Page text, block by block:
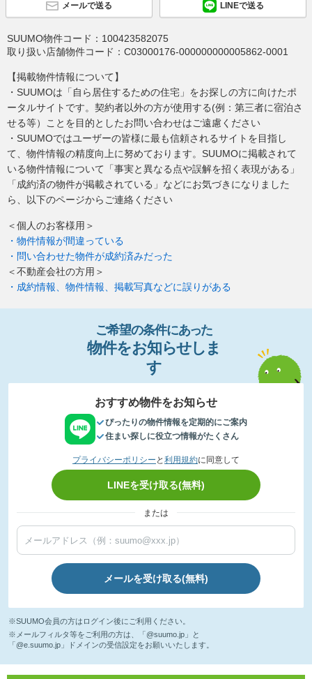
メールで送る LINEで送る
SUUMO物件コード： 100423582075
取り扱い店舗物件コード： C03000176-000000000005862-0001
【掲載物件情報について】
・SUUMOは「自ら居住するための住宅」をお探しの方に向けたポ
ータルサイトです。契約者以外の方が使用する(例：第三者に宿泊さ
せる等）ことを目的としたお問い合わせはご遠慮ください
・SUUMOではユーザーの皆様に最も信頼されるサイトを目指し
て、物件情報の精度向上に努めております。SUUMOに掲載されて
いる物件情報について「事実と異なる点や誤解を招く表現がある」
「成約済の物件が掲載されている」などにお気づきになりました
ら、以下のページからご連絡ください
＜個人のお客様用＞
・物件情報が間違っている
・問い合わせた物件が成約済みだった
＜不動産会社の方用＞
・成約情報、物件情報、掲載写真などに誤りがある
ご希望の条件にあった
物件をお知らせし ま
す
おすすめ物件をお知らせ
ぴったりの物件情報を定期的にご案内
住まい探しに役立つ情報がたくさん
プライバシーポリシー と 利用規約に同意して
LINEを受け取る(無料)
または
メールを受け取る(無料)
※SUUMO会員の方はログイン後にご利用ください。
※メールフィルタ等をご利用の方は、「@suumo.jp」と
「@e.suumo.jp」ドメインの受信設定をお願いいたします。